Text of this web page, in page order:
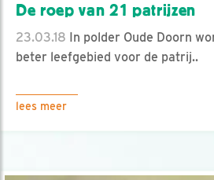
De roep van 21 patrijzen
23.03.18 In polder Oude Doorn
beter leefgebied voor de patrij..
lees meer